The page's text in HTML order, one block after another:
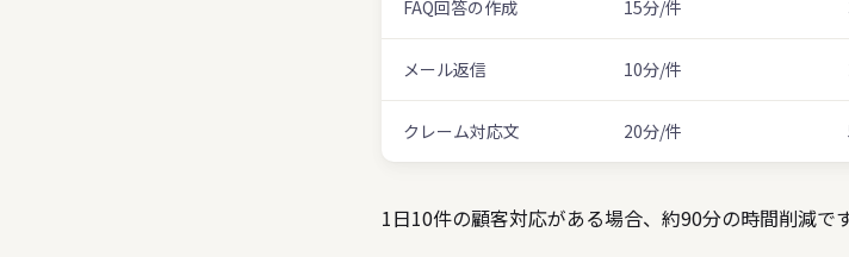
FAQ回答の作成 15分/件
メール返信 10分/件
クレーム対応文 20分/件
1日10件の顧客対応がある場合、約90分の時間削減です